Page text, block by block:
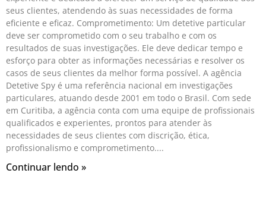
seus clientes, atendendo às suas necessidades de forma
eficiente e eficaz. Comprometimento: Um detetive particular
deve ser comprometido com o seu trabalho e com os
resultados de suas investigações. Ele deve dedicar tempo e
esforço para obter as informações necessárias e resolver os
casos de seus clientes da melhor forma possível. A agência
Detetive Spy é uma referência nacional em investigações
particulares, atuando desde 2001 em todo o Brasil. Com sede
em Curitiba, a agência conta com uma equipe de profissionais
qualificados e experientes, prontos para atender às
necessidades de seus clientes com discrição, ética,
profissionalismo e comprometimento.
Continuar lendo »